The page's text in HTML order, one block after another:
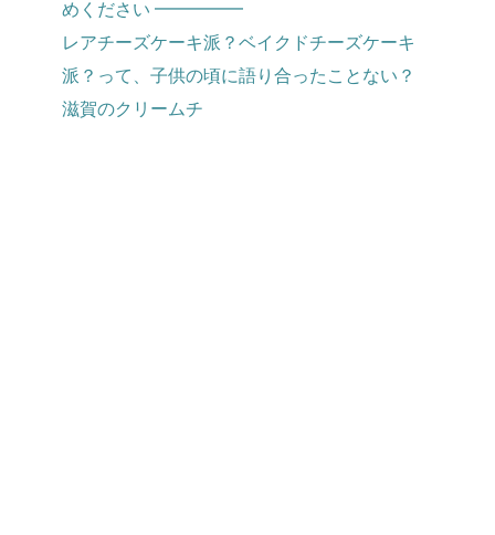
レアチーズケーキ派？ベイクドチーズケーキ
派？って、子供の頃に語り合ったことない？
滋賀のクリームチ